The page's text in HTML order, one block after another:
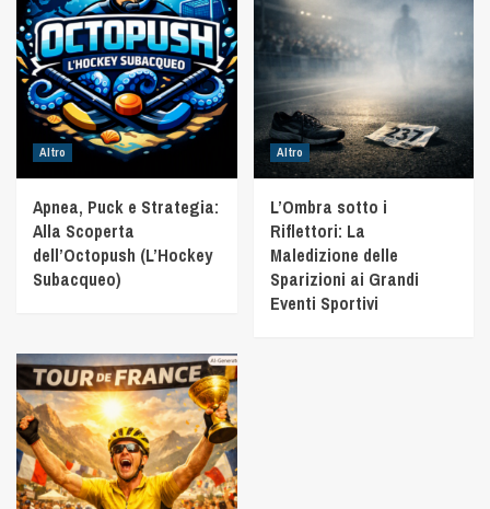
Altro
Apnea, Puck e Strategia:
Alla Scoperta
dell’Octopush (L’Hockey
Subacqueo)
Altro
L’Ombra sotto i
Riflettori: La
Maledizione delle
Sparizioni ai Grandi
Eventi Sportivi